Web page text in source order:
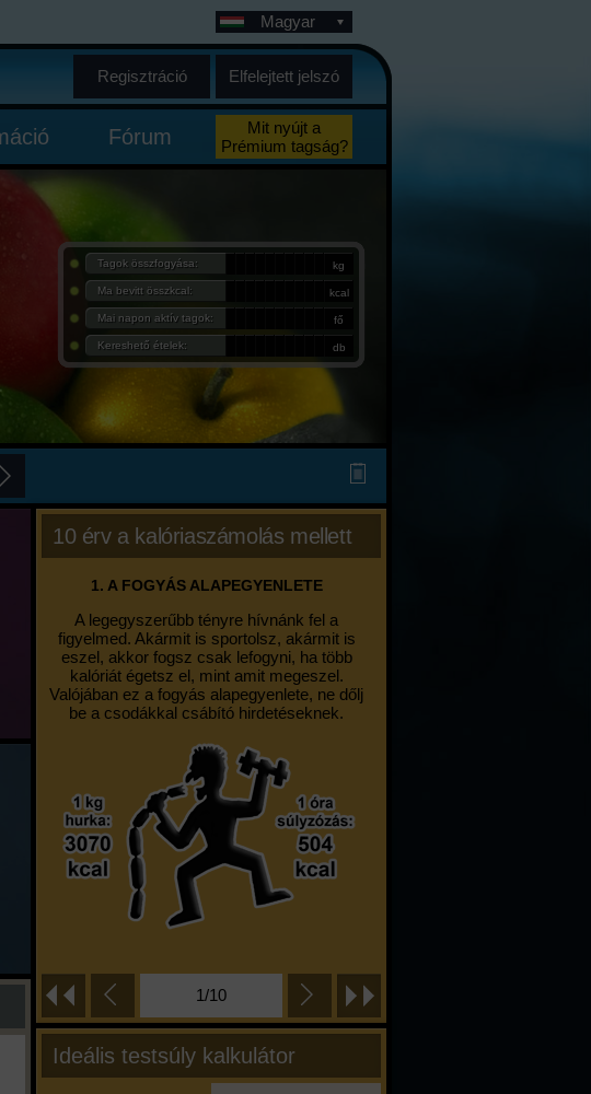
Magyar
Regisztráció Elfelejtett jelszó
Fórum
Mit nyújt a
Prémium tagság?
Tagok összfogyása: kg
Ma bevitt összkcal: kcal
Mai napon aktív tagok: fő
Kereshető ételek: db
10 érv a kalóriaszámolás mellett
1. A FOGYÁS ALAPEGYENLETE
A legegyszerűbb tényre hívnánk fel a
figyelmed. Akármit is sportolsz, akármit is
eszel, akkor fogsz csak lefogyni, ha több
kalóriát égetsz el, mint amit megeszel.
Valójában ez a fogyás alapegyenlete, ne dőlj
be a csodákkal csábító hirdetéseknek.
1/10
Ideális testsúly kalkulátor